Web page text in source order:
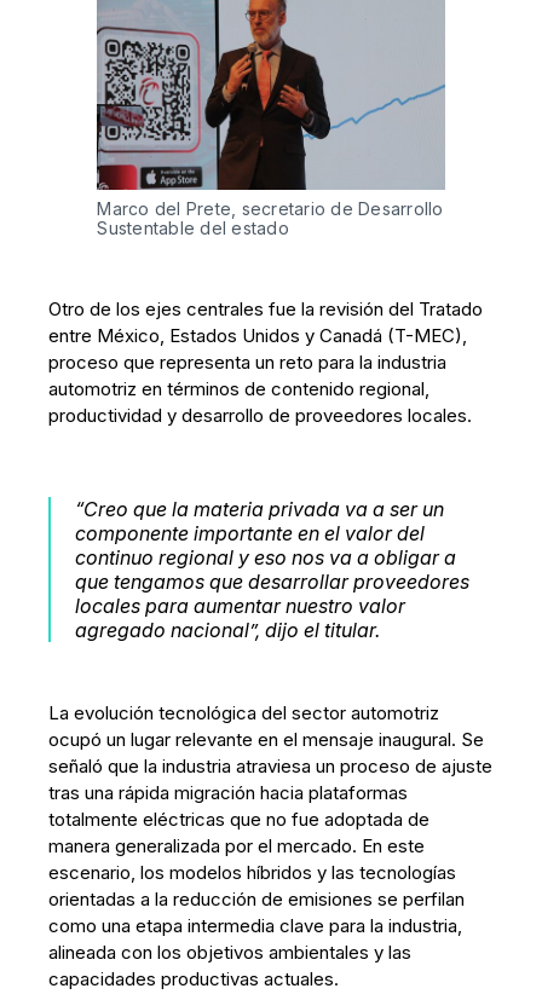
Marco del Prete, secretario de Desarrollo
Sustentable del estado
Otro de los ejes centrales fue la revisión del Tratado
entre México, Estados Unidos y Canadá (T-MEC),
proceso que representa un reto para la industria
automotriz en términos de contenido regional,
productividad y desarrollo de proveedores locales.
“Creo que la materia privada va a ser un
componente importante en el valor del
continuo regional y eso nos va a obligar a
que tengamos que desarrollar proveedores
locales para aumentar nuestro valor
agregado nacional”, dijo el titular.
La evolución tecnológica del sector automotriz
ocupó un lugar relevante en el mensaje inaugural. Se
señaló que la industria atraviesa un proceso de ajuste
tras una rápida migración hacia plataformas
totalmente eléctricas que no fue adoptada de
manera generalizada por el mercado. En este
escenario, los modelos híbridos y las tecnologías
orientadas a la reducción de emisiones se perfilan
como una etapa intermedia clave para la industria,
alineada con los objetivos ambientales y las
capacidades productivas actuales.